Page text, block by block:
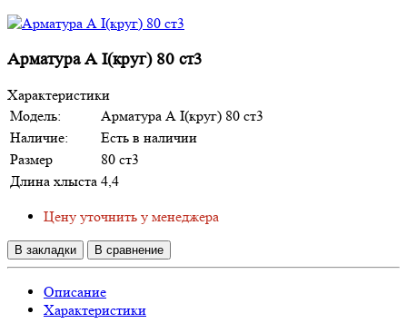
Арматура А I(круг) 80 ст3
Характеристики
Модель:
Арматура А I(круг) 80 ст3
Наличие:
Есть в наличии
Размер
80 ст3
Длина хлыста 4,4
Цену уточнить у менеджера
В закладки В сравнение
Описание
Характеристики